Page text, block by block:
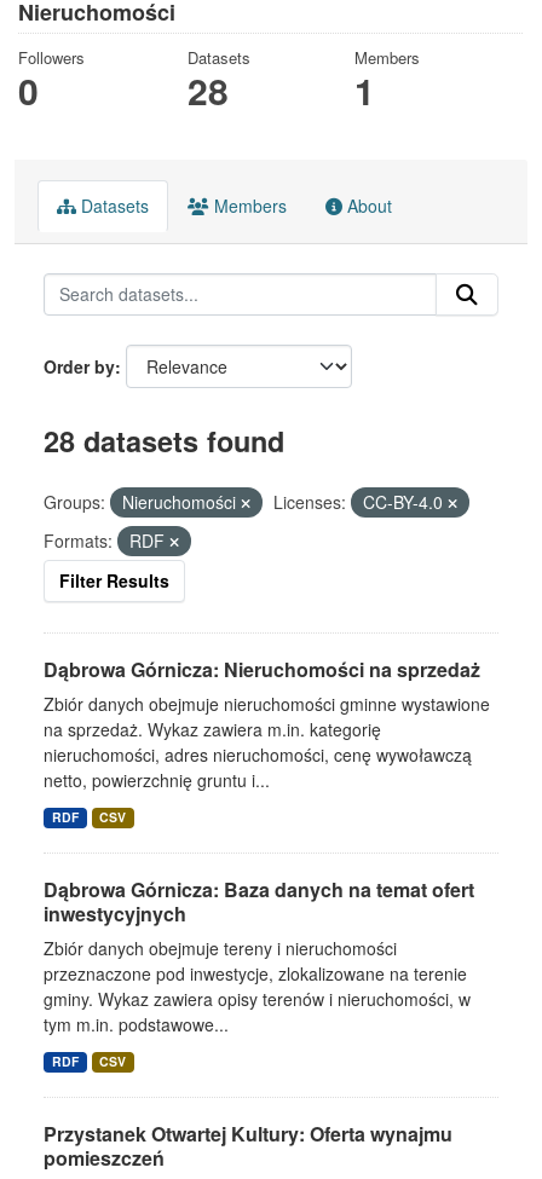
Nieruchomości
Followers
0
Datasets
28
Members
1
Datasets Members About
Order by
28 datasets found
Groups: Nieruchomości Licenses:
CC-BY-4.0
Formats:
RDF
Filter Results
Dąbrowa Górnicza: Nieruchomości na sprzedaż
Zbiór danych obejmuje nieruchomości gminne wystawione
na sprzedaż. Wykaz zawiera m.in. kategorię
nieruchomości, adres nieruchomości, cenę wywoławczą
netto, powierzchnię gruntu i...
RDF CSV
Dąbrowa Górnicza: Baza danych na temat ofert
inwestycyjnych
Zbiór danych obejmuje tereny i nieruchomości
przeznaczone pod inwestycje, zlokalizowane na terenie
gminy. Wykaz zawiera opisy terenów i nieruchomości, w
tym m.in. podstawowe...
RDF CSV
Przystanek Otwartej Kultury: Oferta wynajmu
pomieszczeń